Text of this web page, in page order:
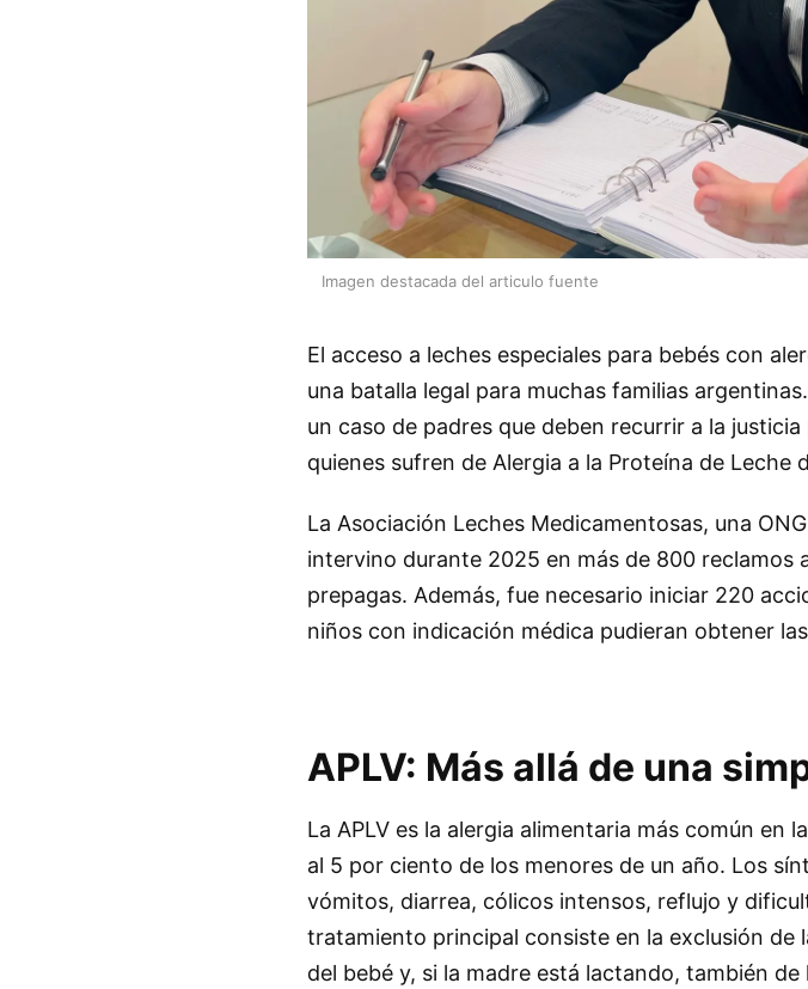
Imagen destacada del articulo fuente
El acceso a leches especiales para bebés con
una batalla legal para muchas familias
un caso de padres que deben recurrir a la
quienes sufren de Alergia a la Proteína de Leche
La Asociación Leches Medicamentosas, una
intervino durante 2025 en más de 800 reclamos
prepagas. Además, fue necesario iniciar 220
niños con indicación médica pudieran obtener
APLV: Más allá de una
La APLV es la alergia alimentaria más común en
al 5 por ciento de los menores de un año. Los
vómitos, diarrea, cólicos intensos, reflujo y
tratamiento principal consiste en la exclusión de
del bebé y, si la madre está lactando, también